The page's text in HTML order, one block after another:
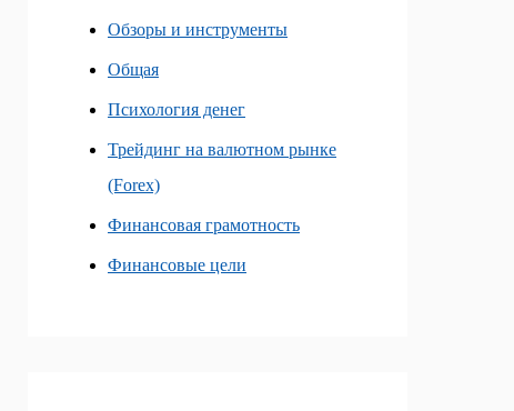
Обзоры и инструменты
Общая
Психология денег
Трейдинг на валютном рынке
(Forex)
Финансовая грамотность
Финансовые цели